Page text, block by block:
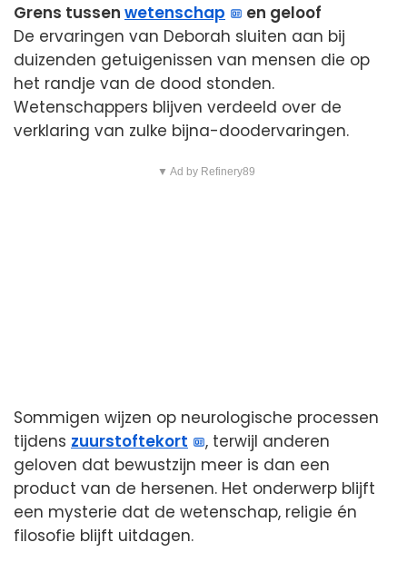
Grens tussen wetenschap
en geloof
De ervaringen van Deborah sluiten aan bij
duizenden getuigenissen van mensen die op
het randje van de dood stonden.
Wetenschappers blijven verdeeld over de
verklaring van zulke bijna-doodervaringen.
▼ Ad by Refinery89
Sommigen wijzen op neurologische processen
tijdens zuurstoftekort
, terwijl anderen
geloven dat bewustzijn meer is dan een
product van de hersenen. Het onderwerp blijft
een mysterie dat de wetenschap, religie én
filosofie blijft uitdagen.